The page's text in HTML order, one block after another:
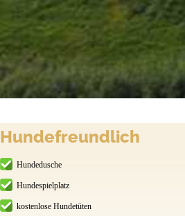
Hundefreundlich
Hundedusche
Hundespielplatz
kostenlose Hundetüten